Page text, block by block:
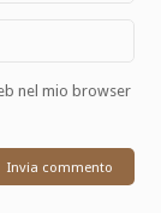
nel mio browser